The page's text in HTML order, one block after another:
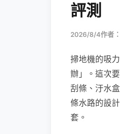
評測
2026/8/4作者：
掃地機的吸
辦」。這次
刮條、汙水
條水路的設
套。